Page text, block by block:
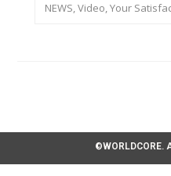
NEWS,Video,Your
©WORLDCORE.